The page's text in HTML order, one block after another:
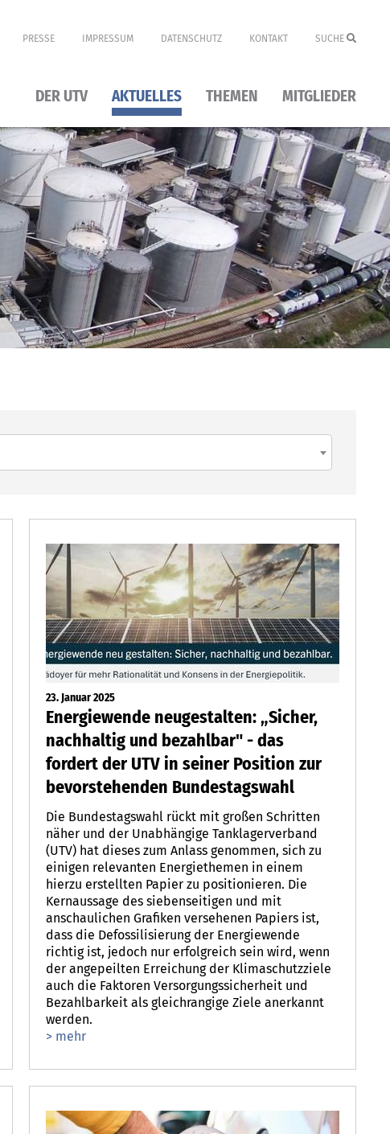
PRESSE IMPRESSUM DATENSCHUTZ KONTAKT SUCHE
DER UTV AKTUELLES THEMEN MITGLIEDER
23. Januar 2025
Energiewende neugestalten: „Sicher,
nachhaltig und bezahlbar" - das
fordert der UTV in seiner Position zur
bevorstehenden Bundestagswahl
Die Bundestagswahl rückt mit großen Schritten
näher und der Unabhängige Tanklagerverband
(UTV) hat dieses zum Anlass genommen, sich zu
einigen relevanten Energiethemen in einem
hierzu erstellten Papier zu positionieren. Die
Kernaussage des siebenseitigen und mit
anschaulichen Grafiken versehenen Papiers ist,
dass die Defossilisierung der Energiewende
richtig ist, jedoch nur erfolgreich sein wird, wenn
der angepeilten Erreichung der Klimaschutzziele
auch die Faktoren Versorgungssicherheit und
Bezahlbarkeit als gleichrangige Ziele anerkannt
werden.
> mehr